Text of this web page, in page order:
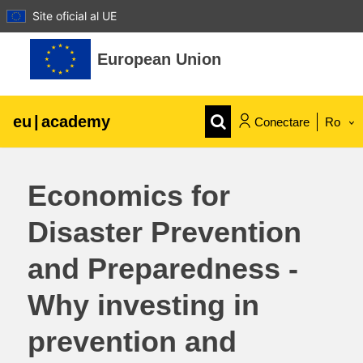
Site oficial al UE
Sari la conţinutul principal
European Union
eu | academy Conectare Ro
agricultura & dezvoltare rurala
copii & tineret
orașe, dezvoltare urbană și regională
date, digital și tehnologie
Economics for
Disaster Prevention
and Preparedness -
Why investing in
prevention and